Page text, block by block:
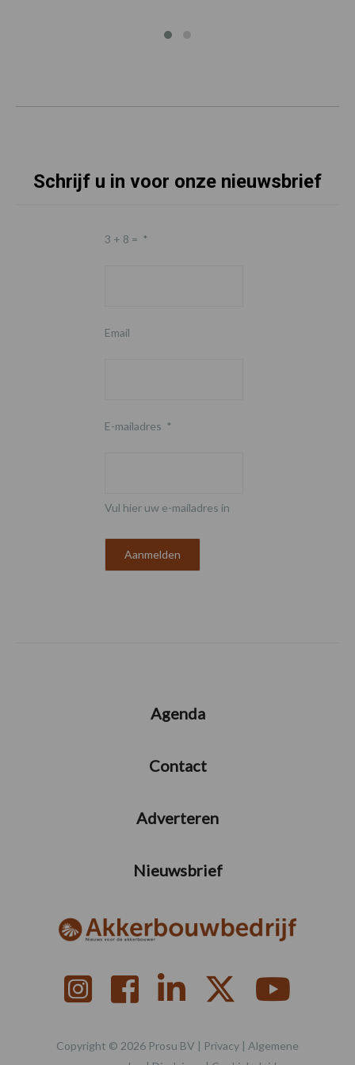
Schrijf u in voor onze nieuwsbrief
3 + 8 = *
Email
E-mailadres *
Vul hier uw e-mailadres in
Agenda
Contact
Adverteren
Nieuwsbrief
Copyright © 2026 Prosu BV | Privacy | Algemene